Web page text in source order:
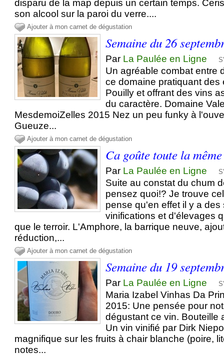
disparu de la map depuis un certain temps.
son alcool sur la paroi du verre....
Ajouter à mon carnet de dégustation
Semaine du 26
Par La Paulée en Ligne
Un agréable combat entre
ce domaine pratiquant des
Pouilly et offrant des vins
du caractère. Domaine
MesdemoiZelles 2015 Nez un peu funky à
Gueuze...
Ajouter à mon carnet de dégustation
Ca goûte toute la
Par La Paulée en Ligne
Suite au constat du chum
pensez quoi!? Je trouve
pense qu'en effet il y a
vinifications et d'élevages
que le terroir. L'Amphore, la barrique neuve,
réduction,...
Ajouter à mon carnet de dégustation
Semaine du 19
Par La Paulée en Ligne
Maria Izabel Vinhas Da
2015: Une pensée pour
dégustant ce vin. Bouteille
Un vin vinifié par Dirk
magnifique sur les fruits à chair blanche (poire,
notes...